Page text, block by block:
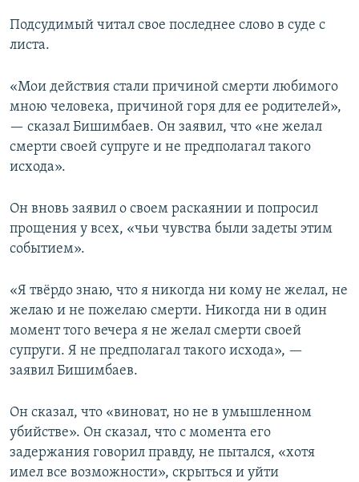
Подсудимый читал свое последнее слово в суде с
листа.
«Мои действия стали причиной смерти любимого
мною человека, причиной горя для ее родителей»,
— сказал Бишимбаев. Он заявил, что «не желал
смерти своей супруге и не предполагал такого
исхода».
Он вновь заявил о своем раскаянии и попросил
прощения у всех, «чьи чувства были задеты этим
событием».
«Я твёрдо знаю, что я никогда ни кому не желал, не
желаю и не пожелаю смерти. Никогда ни в один
момент того вечера я не желал смерти своей
супруги. Я не предполагал такого исхода», —
заявил Бишимбаев.
Он сказал, что «виноват, но не в умышленном
убийстве». Он сказал, что с момента его
задержания говорил правду, не пытался, «хотя
имел все возможности», скрыться и уйти